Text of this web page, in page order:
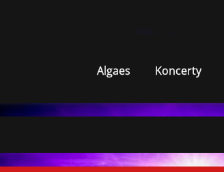
Algaes Koncerty